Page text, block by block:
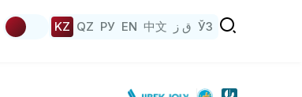
KZ QZ РУ EN 中文 ق ز ЎЗ